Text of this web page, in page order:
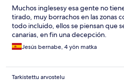
Muchos inglesesy esa gente no
tirado, muy borrachos en las zonas
todo incluido, ellos se piensan que
canarias, en fin una decepción.
Jesús bernabe, 4 yön matka
Tarkistettu arvostelu